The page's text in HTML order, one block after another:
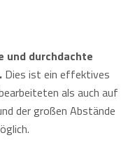
und durchdachte
Dies ist ein effektives
als auch auf
der großen Abstände